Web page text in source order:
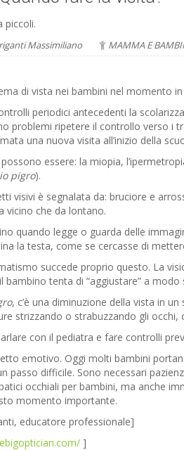
piccoli.
Massimiliano MAMMA E
di vista nei bambini nel momento
periodici antecedenti la
problemi ripetere il controllo verso i
una nuova visita all’inizio della
essere: la miopia,
pigro).
visivi è segnalata da: bruciore e
vicino che da lontano.
quando legge o guarda delle
la testa, come se cercasse di
succede proprio questo. La
tenta di “aggiustare” a modo
, c’è una diminuzione della vista in
strizzando o strabuzzando gli occhi,
con il pediatra e fare controlli
emotivo. Oggi molti bambini
passo difficile. Sono necessari
occhiali per bambini, ma anche
momento importante.
educatore professionale]
]